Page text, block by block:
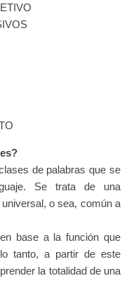
de palabras que se
Se trata de una
o sea, común a
base a la función que
tanto, a partir de este
la totalidad de una